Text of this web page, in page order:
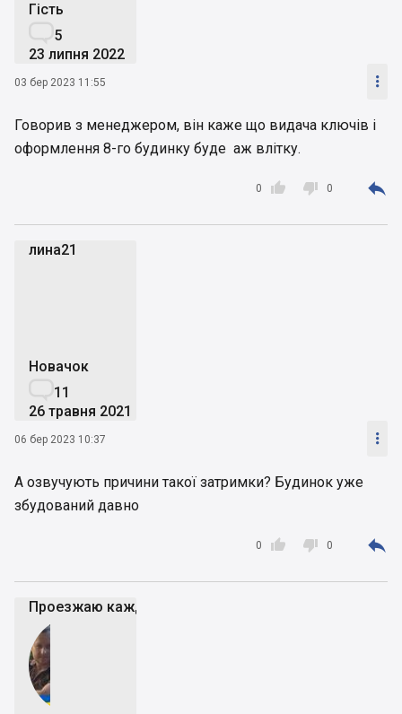
Гість
5
23 липня 2022
03 бер 2023 11:55 
Говорив з менеджером, він каже що видача ключів і
оформлення 8-го будинку буде аж влітку.

0  0 
лина21
Новачок
11
26 травня 2021
06 бер 2023 10:37 
А озвучують причини такої затримки? Будинок уже
збудований давно

0  0 
Проезжаю каждый день возле стройки - пока вроде